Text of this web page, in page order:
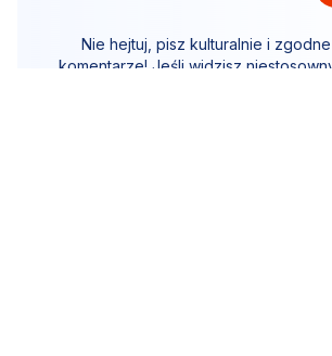
Nie hejtuj, pisz kulturalnie i
komentarze! Jeśli widzisz